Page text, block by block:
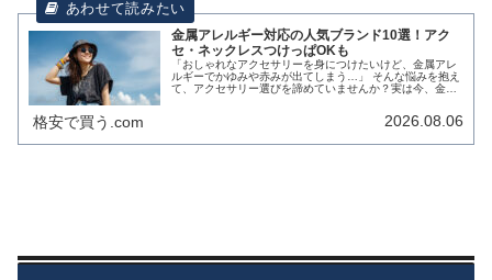
金属アレルギー対応の人気ブランド10選！アク
セ・ネックレスつけっぱOKも
「おしゃれなアクセサリーを身につけたいけど、金属アレ
ルギーでかゆみや赤みが出てしまう…」 そんな悩みを抱え
て、アクセサリー選びを諦めていませんか？実は今、金属
格安で買う.com 2026.08.06